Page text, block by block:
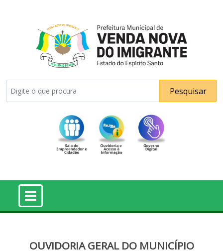
Pesquisar
OUVIDORIA GERAL DO MUNICÍPIO